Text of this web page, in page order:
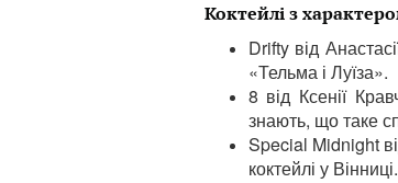
Коктейлі з
Drifty від
«Тельма і Луїза».
8 від Ксенії
знають, що таке
Special Midnight
коктейлі у Вінниці.